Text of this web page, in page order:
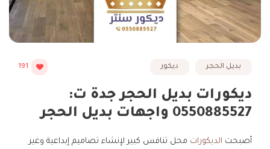
بديل الحجر ديكور 191
ديكورات بديل الحجر جدة ت:
0550885527 واجهات بديل الحجر
أصبحت الديكورات محل تنافس كبير لإنشاء تصاميم إبداعية وغير